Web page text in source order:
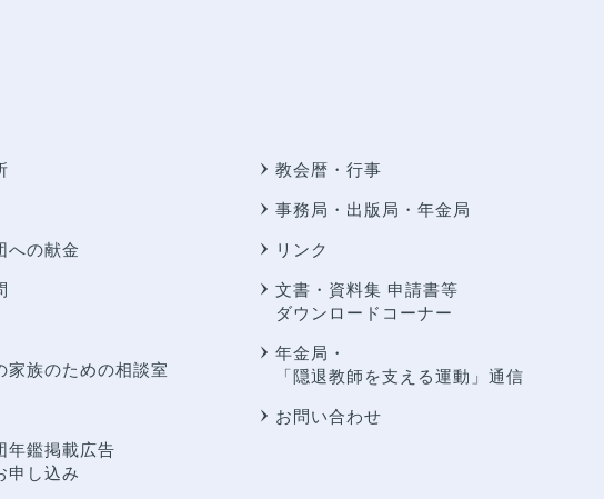
への献金
家族のための相談室
年鑑掲載広告
申し込み
教会暦・行事
事務局・出版局・年金局
リンク
文書・資料集 申請書等
ダウンロードコーナー
年金局・
「隠退教師を支える運動」通信
お問い合わせ